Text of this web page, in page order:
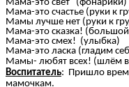
Мама-это свет (фонарики)
Мама-это счастье (руки к
Мамы лучше нет (руки к
Мама-это сказка!
Мама-это смех! (улыбка)
Мама-это ласка (гладим
Мамы- любят всех! (шлём
Воспитатель: Пришло
мамочкам.